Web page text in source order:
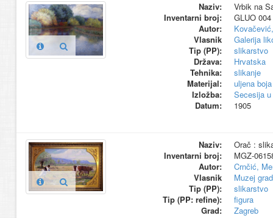
Naziv:
Vrbik na
Inventarni broj:
GLUO 004
Autor:
Vlasnik
Galerija
Tip (PP):
slikarstvo
Država:
Hrvatska
Tehnika:
slikanje
Materijal:
uljena boja
Izložba:
Secesija
Datum:
1905
Naziv:
Orač :
Inventarni broj:
MGZ-
Autor:
Crnčić,
Vlasnik
Muzej
Tip (PP):
slikarstvo
Tip (PP: refine):
figura
Grad:
Zagreb